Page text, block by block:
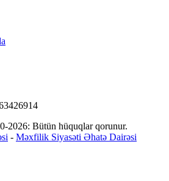
2026: Bütün hüquqlar qorunur.
- Məxfilik Siyasəti Əhatə Dairəsi